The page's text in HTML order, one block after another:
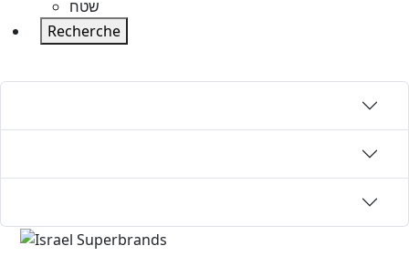
שטח
Recherche